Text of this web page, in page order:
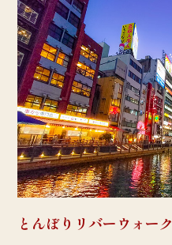
とんぼりリバーウォーク